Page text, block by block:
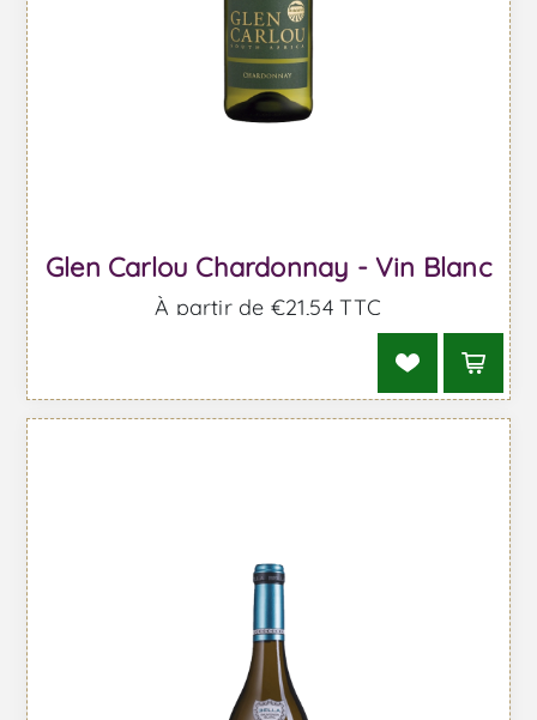
Glen Carlou Chardonnay - Vin Blanc
À partir de €21,54 TTC